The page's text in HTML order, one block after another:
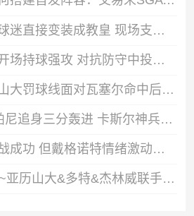
修女算啥！俄城球迷直接变装成教皇 现场支持雷霆队
先声夺人！文班开场持球强攻 对抗防守中投打板命中
招牌绝技！亚历山大罚球线面对瓦塞尔命中后仰跳投
首发全开张~尚帕尼追身三分轰进 卡斯尔神兵天降补扣18-8打停雷霆
不冷静！雷霆挑战成功 但戴格诺特情绪激动怒喷裁判被吹技犯
最多曾落后14分~亚历山大&多特&杰林威联手追分 雷霆强势反超比分